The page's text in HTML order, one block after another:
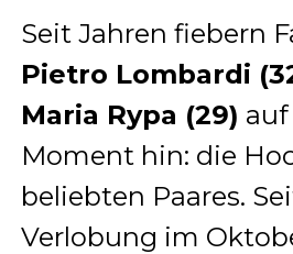
Seit Jahren fiebern
Pietro Lombardi
Maria Rypa (29)
Moment hin: die
beliebten Paares.
Verlobung im